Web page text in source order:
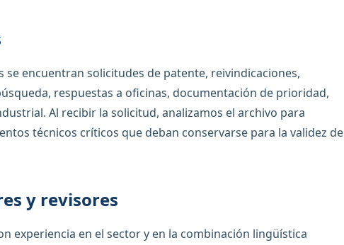
encuentran solicitudes de patente, reivindicaciones,
respuestas a oficinas, documentación de prioridad,
Al recibir la solicitud, analizamos el archivo para
técnicos críticos que deban conservarse para la validez de
y revisores
experiencia en el sector y en la combinación lingüística